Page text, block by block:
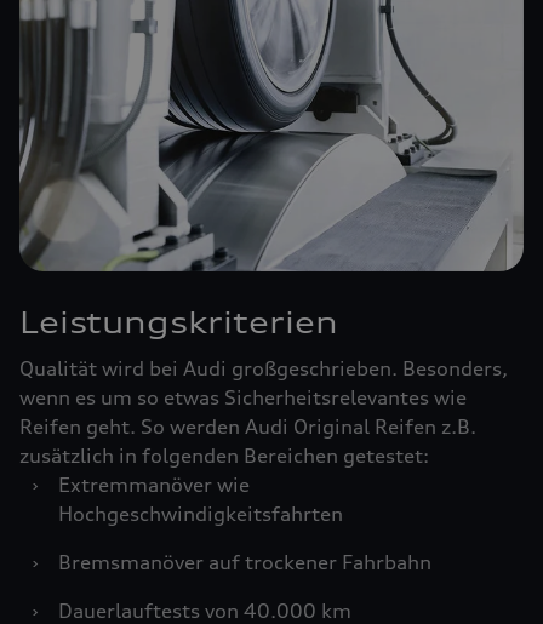
Leistungskriterien
Qualität wird bei Audi großgeschrieben. Besonders,
wenn es um so etwas Sicherheitsrelevantes wie
Reifen geht. So werden Audi Original Reifen z.B.
zusätzlich in folgenden Bereichen getestet:
›
Extremmanöver wie
Hochgeschwindigkeitsfahrten
›
Bremsmanöver auf trockener Fahrbahn
›
Dauerlauftests von 40.000 km